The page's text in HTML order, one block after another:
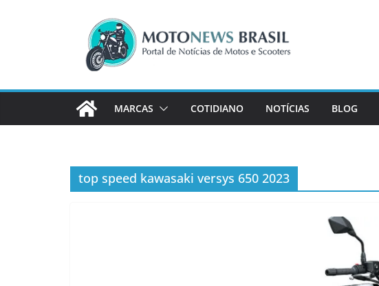
MARCAS COTIDIANO NOTÍCIAS BLOG
top speed kawasaki versys 650 2023